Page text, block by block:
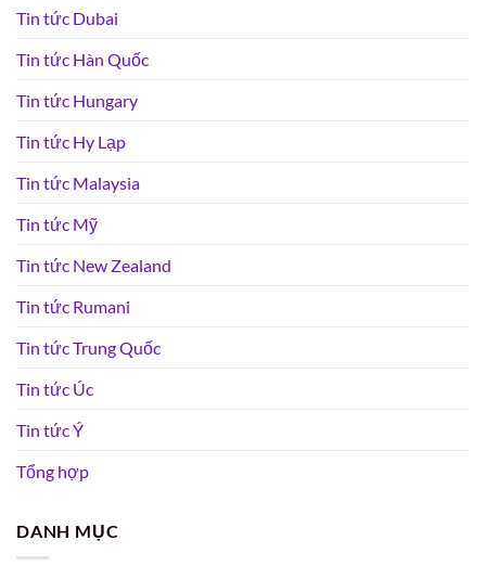
Tin tức Dubai
Tin tức Hàn Quốc
Tin tức Hungary
Tin tức Hy Lạp
Tin tức Malaysia
Tin tức Mỹ
Tin tức New Zealand
Tin tức Rumani
Tin tức Trung Quốc
Tin tức Úc
Tin tức Ý
Tổng hợp
DANH MỤC